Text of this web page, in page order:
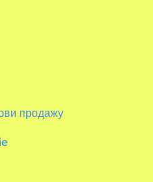
продажу